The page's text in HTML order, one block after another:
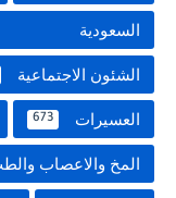
السعودية
الشئون الاجتماعية
العسيرات 673
المخ والاعصاب